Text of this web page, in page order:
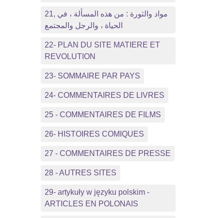
21, مواد والثورة : من هذه المسألة ، في
الحياة ، والرجل والمجتمع
22- PLAN DU SITE MATIERE ET
REVOLUTION
23- SOMMAIRE PAR PAYS
24- COMMENTAIRES DE LIVRES
25 - COMMENTAIRES DE FILMS
26- HISTOIRES COMIQUES
27 - COMMENTAIRES DE PRESSE
28 - AUTRES SITES
29- artykuły w języku polskim -
ARTICLES EN POLONAIS